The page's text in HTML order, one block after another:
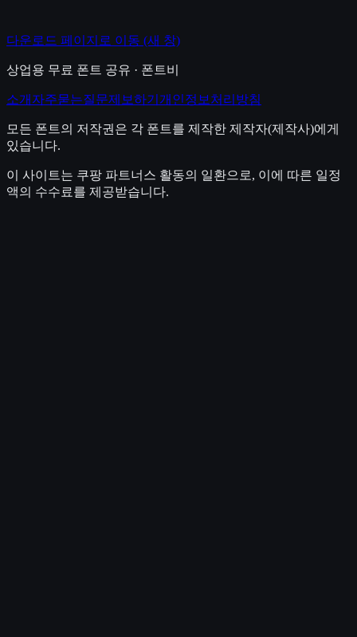
다운로드 페이지로 이동 (새 창)
상업용 무료 폰트 공유 · 폰트비
소개 자주묻는질문제보하기 개인정보처리방침
모든 폰트의 저작권은 각 폰트를 제작한 제작자(제작사)에게
있습니다.
이 사이트는 쿠팡 파트너스 활동의 일환으로, 이에 따른 일정
액의 수수료를 제공받습니다.